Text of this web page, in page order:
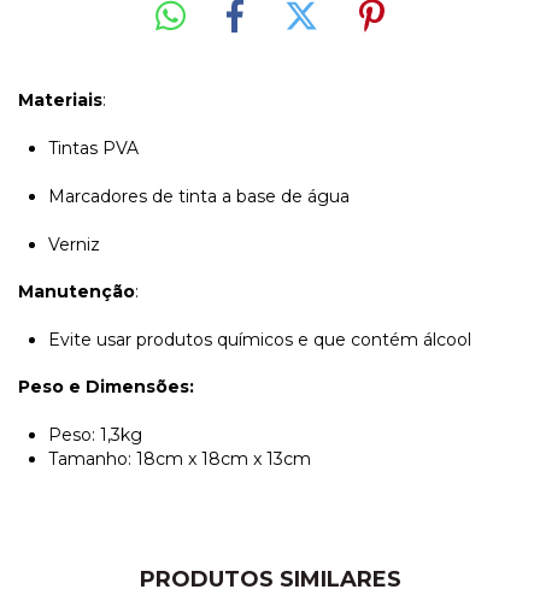
Materiais:
Tintas PVA
Marcadores de tinta a base de água
Verniz
Manutenção:
Evite usar produtos químicos e que contém álcool
Peso e Dimensões:
Peso: 1,3kg
Tamanho: 18cm x 18cm x 13cm
PRODUTOS SIMILARES